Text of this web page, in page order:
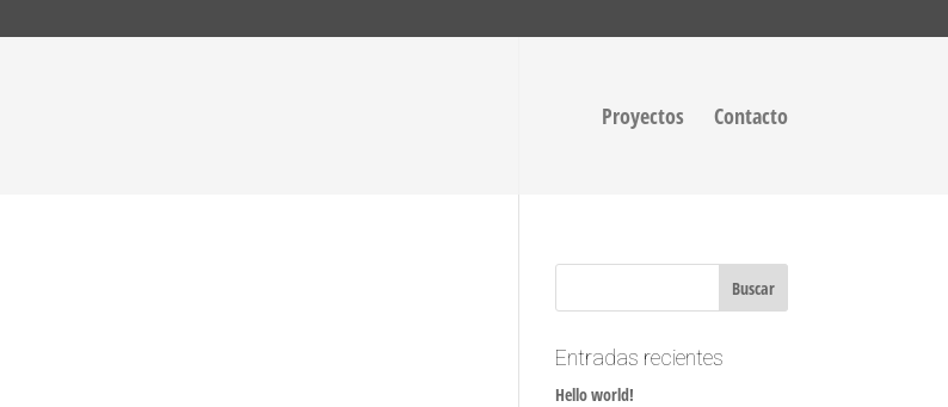
Proyectos Contacto
Entradas recientes
Hello world!